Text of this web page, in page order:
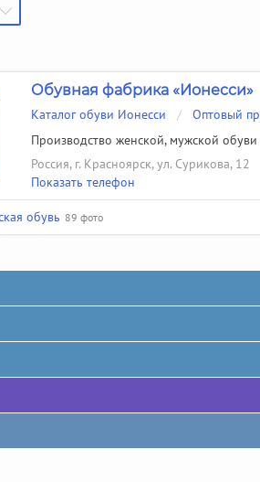
Обувная фабрика «Ионесси»
Каталог обуви Ионесси / Оптовый
Производство женской, мужской
Россия, г. Красноярск, ул. Сурикова, 12
Показать телефон
обувь 89 фото